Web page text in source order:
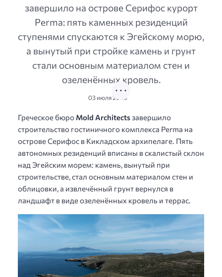
завершило на острове Серифос курорт
Perma: пять каменных резиденций
ступенями спускаются к Эгейскому морю,
а вынутый при стройке камень и грунт
стали основным материалом стен и
озеленённых кровель.
03 июля 2026
Греческое бюро Mold Architectsзавершило
строительство гостиничного комплекса Perma на
острове Серифос в Кикладском архипелаге. Пять
автономных резиденций вписаны в скалистый склон
над Эгейским морем: камень, вынутый при
строительстве, стал основным материалом стен и
облицовки, а извлечённый грунт вернулся в
ландшафт в виде озеленённых кровель и террас.